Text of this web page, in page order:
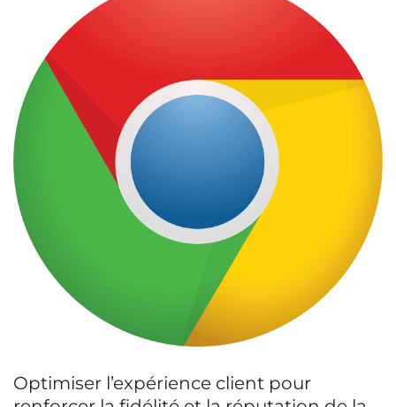
Optimiser l’expérience client pour